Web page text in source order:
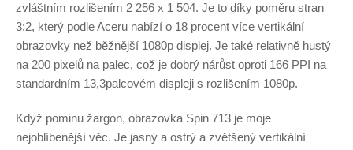
zvláštním rozlišením 2 256 x 1 504. Je to díky poměru stran
3:2, který podle Aceru nabízí o 18 procent více vertikální
obrazovky než běžnější 1080p displej. Je také relativně hustý
na 200 pixelů na palec, což je dobrý nárůst oproti 166 PPI na
standardním 13,3palcovém displeji s rozlišením 1080p.
Když pominu žargon, obrazovka Spin 713 je moje
nejoblíbenější věc. Je jasný a ostrý a zvětšený vertikální